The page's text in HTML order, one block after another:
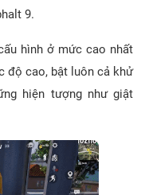
9.
hình ở mức cao nhất
độ cao, bật luôn cả khử
hiện tượng như giật